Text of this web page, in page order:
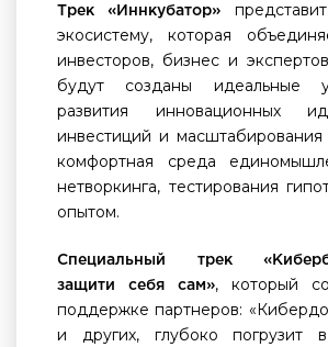
Трек «Иннкубатор»
экосистему, которая
инвесторов, бизнес и
будут созданы идеальные
развития инновационных
инвестиций и масштабирования
комфортная среда
нетворкинга, тестирования
опытом.
Специальный трек
защити себя сам», который
поддержке партнеров:
и других, глубоко погрузит